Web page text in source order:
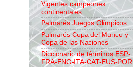
Vigentes campeones
continentales
Palmarés Juegos Olímpicos
Palmarés Copa del Mundo y
Copa de las Naciones
Diccionario de términos ESP-
FRA-ENG-ITA-CAT-EUS-POR